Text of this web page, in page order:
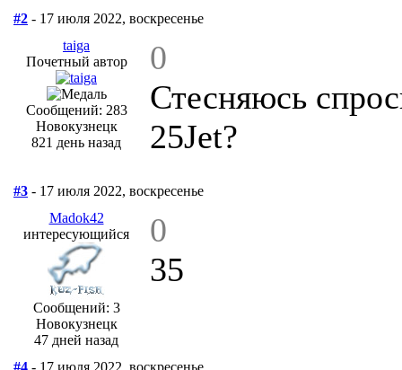
#2 - 17 июля 2022, воскресенье
taiga
Почетный автор
Сообщений: 283
Новокузнецк
821 день назад
0
Стесняюсь
25Jet?
#3 - 17 июля 2022, воскресенье
Madok42
интересующийся
Сообщений: 3
Новокузнецк
47 дней назад
0
35
#4 - 17 июля 2022, воскресенье